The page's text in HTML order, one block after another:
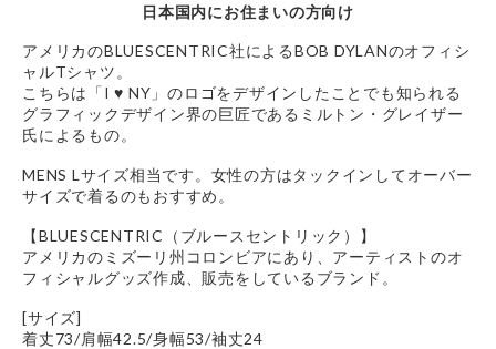
日本国内にお住まいの方向け
アメリカのBLUESCENTRIC社によるBOB DYLANのオフィシ
ャルTシャツ。
こちらは「I ♥ NY」のロゴをデザインしたことでも知られる
グラフィックデザイン界の巨匠であるミルトン・グレイザー
氏によるもの。
MENS Lサイズ相当です。女性の方はタックインしてオーバー
サイズで着るのもおすすめ。
【BLUESCENTRIC（ブルースセントリック）】
アメリカのミズーリ州コロンビアにあり、アーティストのオ
フィシャルグッズ作成、販売をしているブランド。
[サイズ]
着丈73/肩幅42.5/身幅53/袖丈24